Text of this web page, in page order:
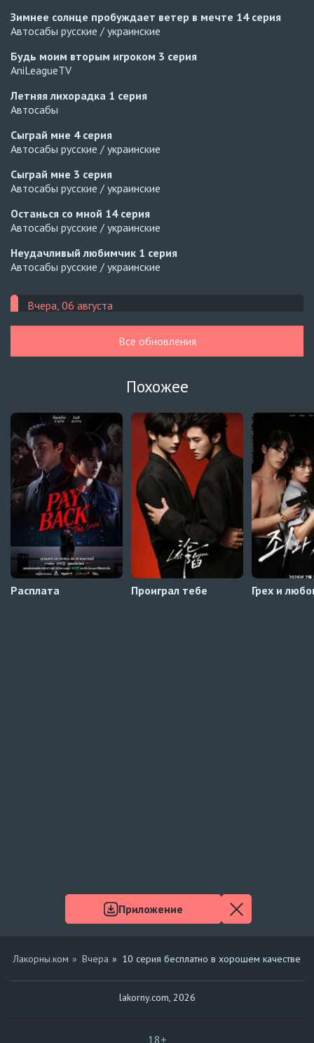
Зимнее солнце пробуждает ветер в мечте 14 серия
Автосабы русские / украинские
Будь моим вторым игроком 3 серия
AniLeagueTV
Летняя лихорадка 1 серия
Автосабы
Сыграй мне 4 серия
Автосабы русские / украинские
Сыграй мне 3 серия
Автосабы русские / украинские
Останься со мной 14 серия
Автосабы русские / украинские
Неудачливый любимчик 1 серия
Автосабы русские / украинские
Вчера, 06 августа
Автосабы русские / украинские
Автосабы русские / украинские
Грех и любовь10 серия
Автосабы русские / украинские
Мистер Килл
5 серия
UAFLIX (украинский)
После смены мест парень сзади влюбился в меня 2
серия
Превью
Все обновления
Похожее
Расплата Проиграл тебе Грех и
Лакорны.ком Вчера 10 серия бесплатно в хорошем качестве
lakorny.com, 2026
18+
Приложение